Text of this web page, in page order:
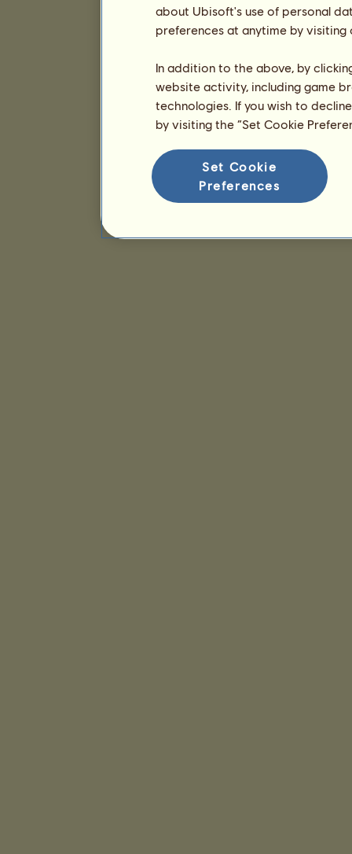
about Ubisoft's use of personal
preferences at anytime by
In addition to the above, by
website activity, including game
technologies. If you wish to
by visiting the “Set Cookie
Set Cookie
Preferences